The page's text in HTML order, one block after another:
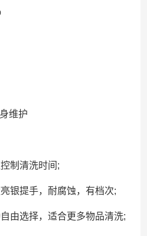
维护
制清洗时间;
银提手，耐腐蚀，有档次;
由选择，适合更多物品清洗;